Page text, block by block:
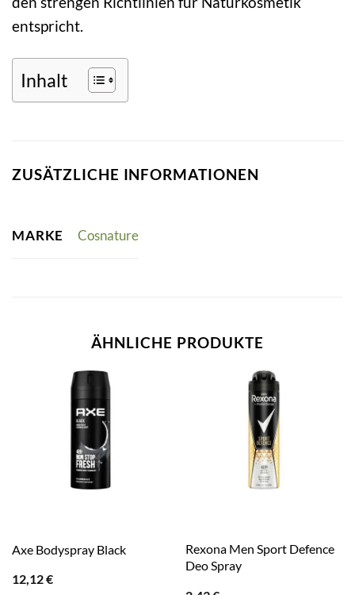
entspricht.
Inhalt
ZUSÄTZLICHE INFORMATIONEN
MARKE Cosnature
ÄHNLICHE PRODUKTE
Axe Bodyspray Black
12,12€
Rexona Men Sport Defence
Deo Spray